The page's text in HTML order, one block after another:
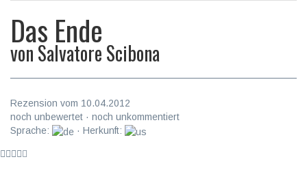
Das Ende
vonSalvatore Scibona
Rezension vom 10.04.2012
noch unbewertet · noch unkommentiert
Sprache:
· Herkunft: